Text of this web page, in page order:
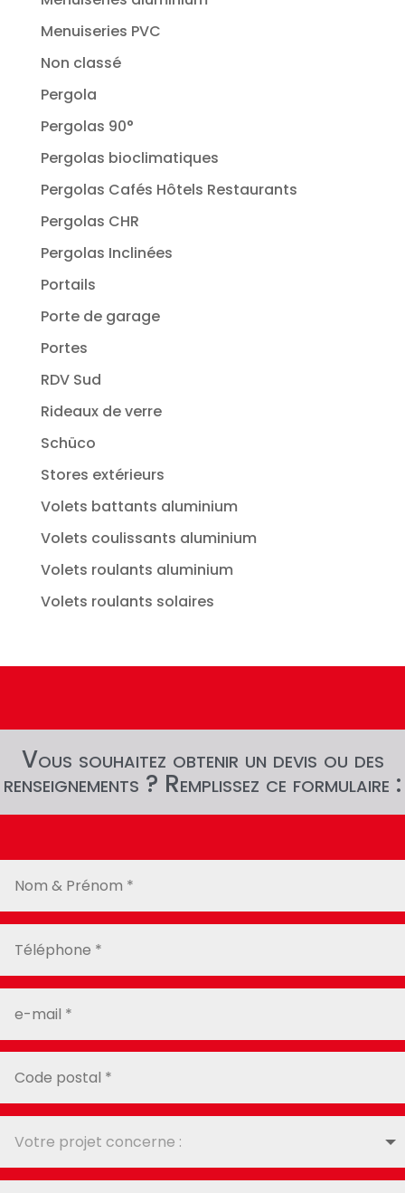
Menuiseries PVC
Non classé
Pergola
Pergolas 90°
Pergolas bioclimatiques
Pergolas Cafés Hôtels Restaurants
Pergolas CHR
Pergolas Inclinées
Portails
Porte de garage
Portes
RDV Sud
Rideaux de verre
Schüco
Stores extérieurs
Volets battants aluminium
Volets coulissants aluminium
Volets roulants aluminium
Volets roulants solaires
Vous souhaitez obtenir un devis ou des
renseignements ? Remplissez ce formulaire :